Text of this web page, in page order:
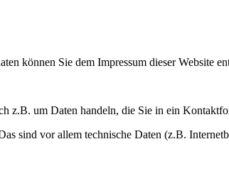
können Sie dem Impressum dieser Website
z.B. um Daten handeln, die Sie in ein
sind vor allem technische Daten (z.B.